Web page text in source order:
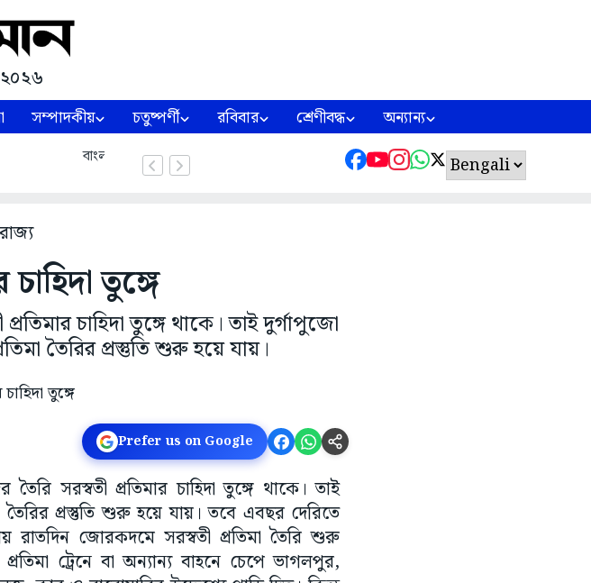
সম্পাদকীয় চতুষ্পর্ণী রবিবার শ্রেণীবদ্ধ অন্যান্য
তুঙ্গে
চাহিদা তুঙ্গে থাকে। তাই দুর্গাপুজো
তৈরির প্রস্তুতি শুরু হয়ে যায়।
Prefer us on Google
তৈরি সরস্বতী প্রতিমার চাহিদা তুঙ্গে থাকে। তাই
প্রস্তুতি শুরু হয়ে যায়। তবে এবছর দেরিতে
রাতদিন জোরকদমে সরস্বতী প্রতিমা তৈরি শুরু
ট্রেনে বা অন্যান্য বাহনে চেপে ভাগলপুর,